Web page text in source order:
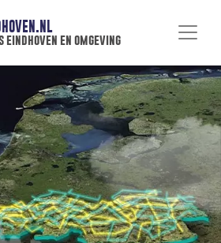
en omgeving